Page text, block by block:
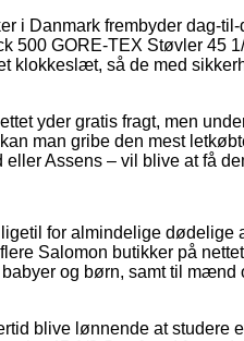
i Danmark frembyder dag-
500 GORE-TEX Støvler 45
klokkeslæt, så de med
yder gratis fragt, men
man gribe den mest
eller Assens – vil blive at få
for almindelige dødelige
Salomon butikker på
og børn, samt til
blive lønnende at studere